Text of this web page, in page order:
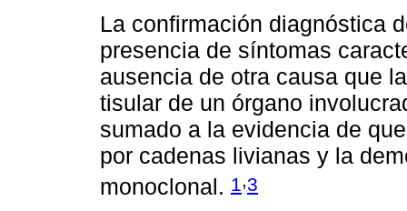
La confirmación diagnóstica
presencia de síntomas
ausencia de otra causa que
tisular de un órgano
sumado a la evidencia de
por cadenas livianas y la
monoclonal. 1 ,3